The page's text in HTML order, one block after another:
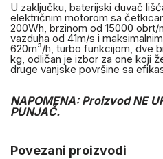
U zaključku, baterijski duvač
električnim motorom sa
200Wh, brzinom od 15000 obrt/
vazduha od 41m/s i
620m³/h, turbo funkcijom, dve
kg, odličan je izbor za one koji
druge vanjske površine sa
NAPOMENA: Proizvod NE
PUNJAČ.
Povezani proizvodi